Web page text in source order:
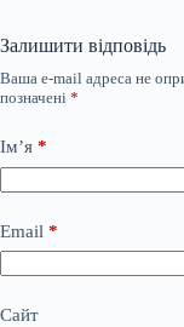
Залишити відповідь
Ваша e-mail адреса не
позначені *
Ім’я *
Email *
Сайт